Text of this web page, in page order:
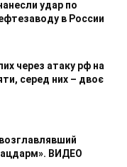
удар по
в России
через атаку рф на
серед них – двоє
ВИДЕО